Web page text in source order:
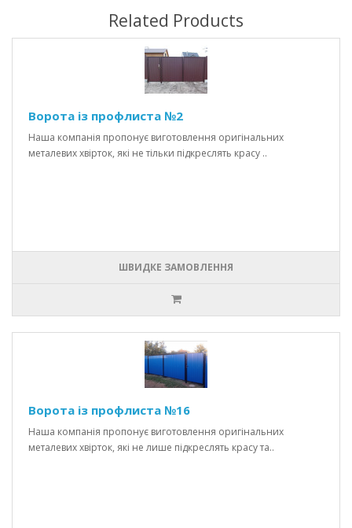
Related Products
Ворота із профлиста №2
Наша компанія пропонує виготовлення оригінальних
металевих хвірток, які не тільки підкреслять красу ..
ШВИДКЕ ЗАМОВЛЕННЯ
Ворота із профлиста №16
Наша компанія пропонує виготовлення оригінальних
металевих хвірток, які не лише підкреслять красу та..